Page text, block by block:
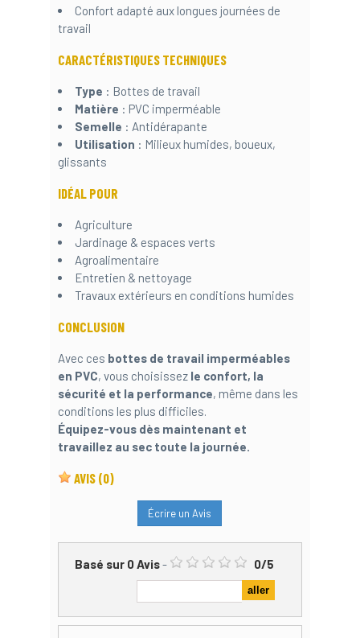
Confort adapté aux longues journées de
travail
CARACTÉRISTIQUES TECHNIQUES
Type : Bottes de travail
Matière : PVC imperméable
Semelle : Antidérapante
Utilisation : Milieux humides, boueux,
glissants
IDÉAL POUR
Agriculture
Jardinage & espaces verts
Agroalimentaire
Entretien & nettoyage
Travaux extérieurs en conditions humides
CONCLUSION
Avec ces bottes de travail imperméables
en PVC, vous choisissez le confort, la
sécurité et la performance, même dans les
conditions les plus difficiles.
Équipez-vous dès maintenant et
travaillez au sec toute la journée.
AVIS (0)
Écrire un Avis
Basé sur 0Avis- 0/5